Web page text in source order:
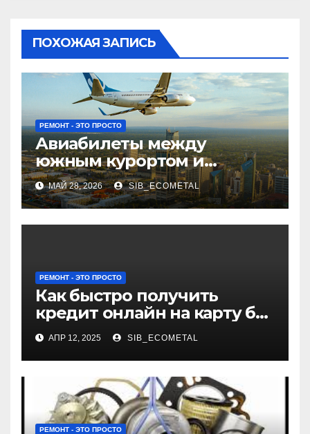
ПОХОЖАЯ ЗАПИСЬ
РЕМОНТ - ЭТО ПРОСТО
Авиабилеты между
южным курортом и
северным мегаполисом:
расписание и варианты
перелетов
МАЙ 28, 2026 SIB_ECOMETAL
РЕМОНТ - ЭТО ПРОСТО
Как быстро получить
кредит онлайн на карту без
отказа
АПР 12, 2025 SIB_ECOMETAL
РЕМОНТ - ЭТО ПРОСТО